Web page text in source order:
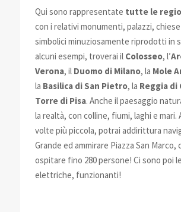
Qui sono rappresentate tutte le
con i relativi monumenti, palazzi,
simbolici minuziosamente riprodotti in
alcuni esempi, troverai il Colosseo, l’
Verona, il Duomo di Milano, la Mole
la Basilica di San Pietro, la Reggia di
Torre di Pisa. Anche il paesaggio
la realtà, con colline, fiumi, laghi e mari.
volte più piccola, potrai addirittura
Grande ed ammirare Piazza San Marco,
ospitare fino 280 persone! Ci sono poi
elettriche, funzionanti!